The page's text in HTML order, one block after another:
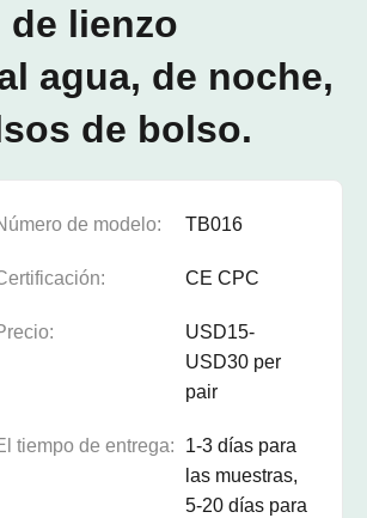
lienzo
agua, de noche,
de bolso.
de modelo: TB016
CE CPC
USD15-
USD30 per
pair
tiempo de entrega:
1-3 días para
las muestras,
5-20 días para